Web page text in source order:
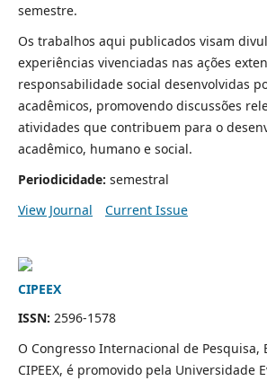
semestre.
Os trabalhos aqui publicados visam
experiências vivenciadas nas ações
responsabilidade social desenvolvidas
acadêmicos, promovendo discussões
atividades que contribuem para o
acadêmico, humano e social.
Periodicidade: semestral
View Journal
Current Issue
CIPEEX
ISSN: 2596-1578
O Congresso Internacional de Pesquisa,
CIPEEX, é promovido pela Universidade